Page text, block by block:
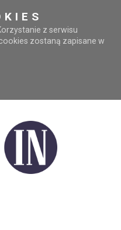
z serwisu
zostaną zapisane w